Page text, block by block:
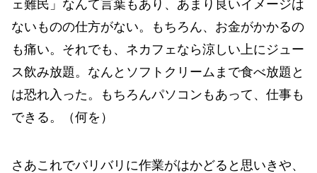
ェ難民」なんて言葉もあり、あまり良いイメージは
ないものの仕方がない。もちろん、お金がかかるの
も痛い。それでも、ネカフェなら涼しい上にジュー
ス飲み放題。なんとソフトクリームまで食べ放題と
は恐れ入った。もちろんパソコンもあって、仕事も
できる。（何を）
さあこれでバリバリに作業がはかどると思いきや、